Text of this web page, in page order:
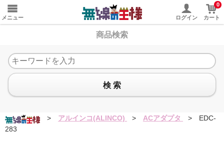
メニュー ログイン
0
カート
商品検索
検 索
> アルインコ(ALINCO) > ACアダプタ >
EDC-
283